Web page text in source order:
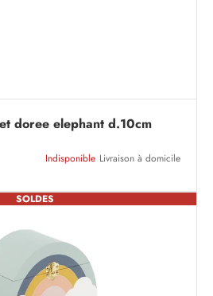
doree elephant d.10cm
Indisponible Livraison à domicile
SOLDES